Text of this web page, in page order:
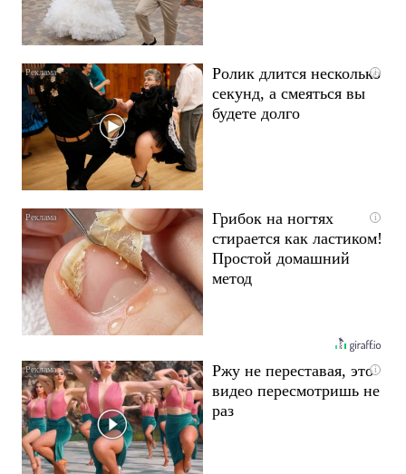
i
Ролик длится несколько
секунд, а смеяться вы
будете долго
i
Грибок на ногтях
стирается как ластиком!
Простой домашний
метод
i
Ржу не переставая, это
видео пересмотришь не
раз